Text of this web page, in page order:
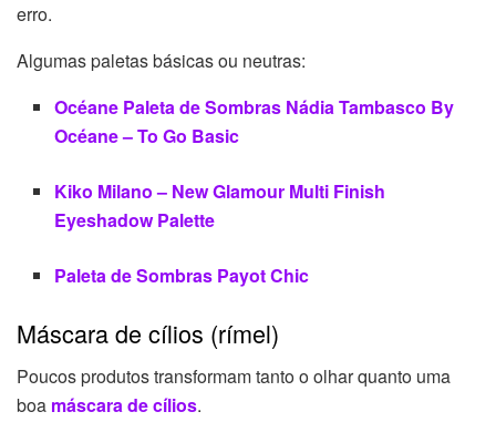
erro.
Algumas paletas básicas ou neutras:
Océane Paleta de Sombras Nádia Tambasco By
Océane – To Go Basic
Kiko Milano – New Glamour Multi Finish
Eyeshadow Palette
Paleta de Sombras Payot Chic
Máscara de cílios (rímel)
Poucos produtos transformam tanto o olhar quanto uma
boa máscara de cílios.